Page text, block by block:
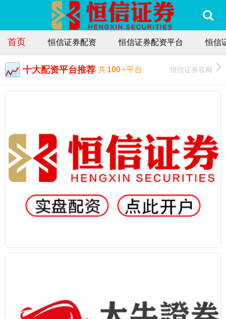
首页 恒信证券配资 恒信证券配资平台 恒信
十大配资平台推荐 共100+平台 恒信证券官网